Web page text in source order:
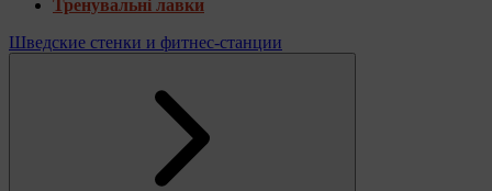
Тренувальні лавки
Шведские стенки и фитнес-станции